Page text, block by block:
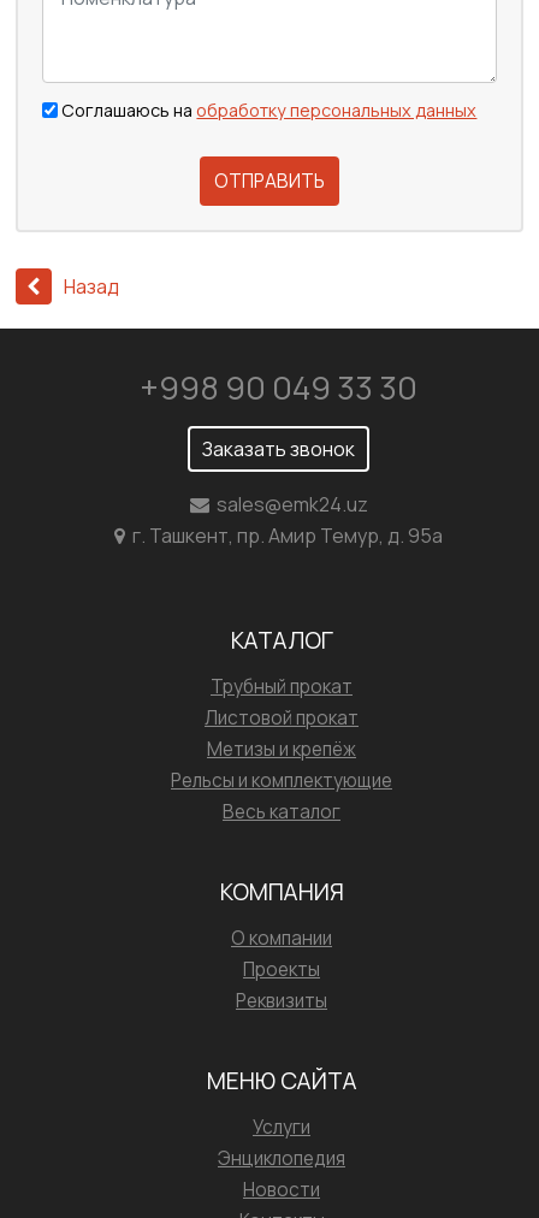
Соглашаюсь наобработку персональных данных
ОТПРАВИТЬ
Назад
+998 90 049 33 30
Заказать звонок
sales@emk24.uz
г. Ташкент, пр. Амир Темур, д. 95а
КАТАЛОГ
Трубный прокат
Листовой прокат
Метизы и крепёж
Рельсы и комплектующие
Весь каталог
КОМПАНИЯ
О компании
Проекты
Реквизиты
МЕНЮ САЙТА
Услуги
Энциклопедия
Новости